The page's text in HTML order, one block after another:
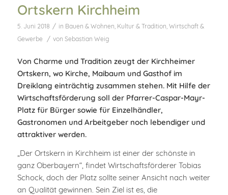
Ortskern Kirchheim
5. Juni 2018 / in Bauen & Wohnen Kultur & Tradition Wirtschaft &
Gewerbe
/ von Sebastian Weig
Von Charme und Tradition zeugt der Kirchheimer
Ortskern, wo Kirche, Maibaum und Gasthof im
Dreiklang einträchtig zusammen stehen. Mit Hilfe der
Wirtschaftsförderung soll der Pfarrer-Caspar-Mayr-
Platz für Bürger sowie für Einzelhändler,
Gastronomen und Arbeitgeber noch lebendiger und
attraktiver werden.
„Der Ortskern in Kirchheim ist einer der schönste in
ganz Oberbayern“, findet Wirtschaftsförderer Tobias
Schock, doch der Platz sollte seiner Ansicht nach weiter
an Qualität gewinnen. Sein Ziel ist es, die